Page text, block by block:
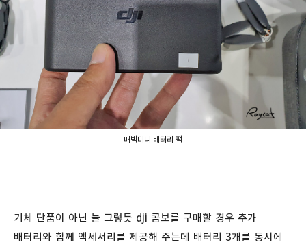
매빅미니 배터리 팩
기체 단품이 아닌 늘 그렇듯 dji 콤보를 구매할 경우 추가
배터리와 함께 액세서리를 제공해 주는데 배터리 3개를 동시에